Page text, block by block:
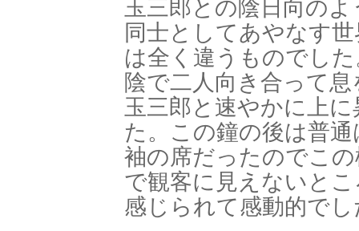
玉三郎との陰日向の
同士としてあやなす
は全く違うものでし
陰で二人向き合って
玉三郎と速やかに上
た。この鐘の後は普
袖の席だったのでこ
で観客に見えないと
感じられて感動的でし